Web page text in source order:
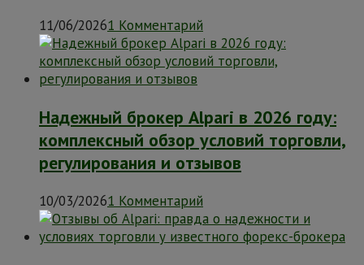
11/06/20261 Комментарий
Надежный брокер Alpari в 2026 году:
комплексный обзор условий торговли,
регулирования и отзывов
10/03/20261 Комментарий